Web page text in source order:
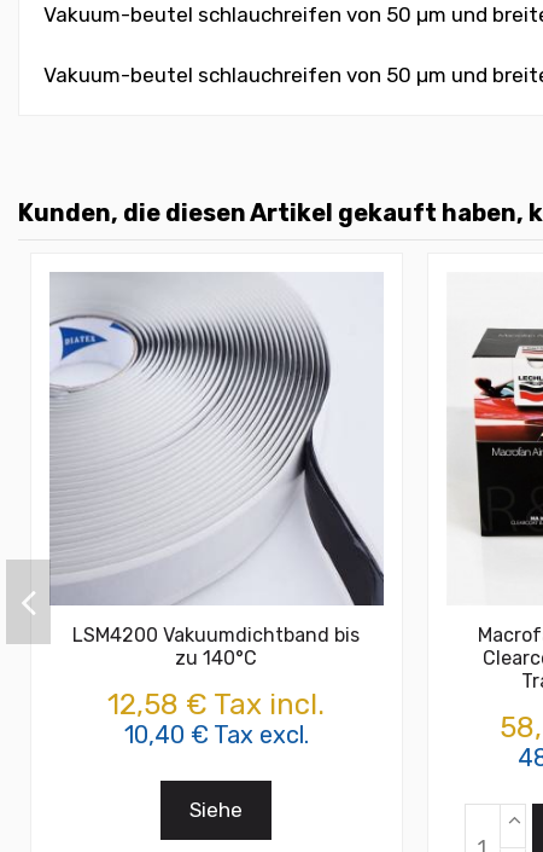
Vakuum-beutel schlauchreifen von 50 µm und
Vakuum-beutel schlauchreifen von 50 µm und
Kunden, die diesen Artikel gekauft haben,
LSM4200 Vakuumdichtband bis
zu 140°C
12,58 € Tax incl.
10,40 € Tax excl.
Siehe